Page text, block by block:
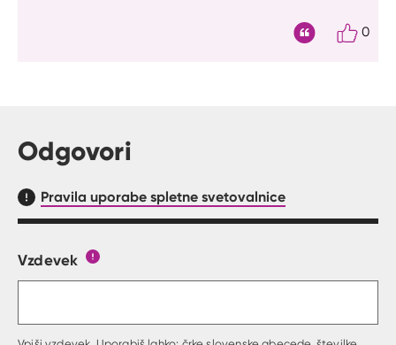
0
Odgovori
Pravila uporabe spletne svetovalnice
Obrazec, kjer lahko zastaviš vprašanje
Vzdevek